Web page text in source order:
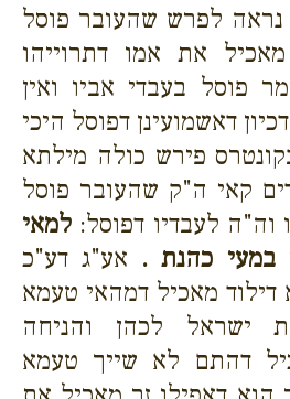
נראה לפרש שהעובר פוסל
את אמו דתרוייהו
פוסל בעבדי אביו ואין
דאשמועינן דפוסל היכי
פירש כולה מילתא
קאי ה"ק שהעובר פוסל
וה"ה לעבדיו דפוסל: למאי
במעי כהנת . אע"ג דע"כ
דילוד מאכיל דמהאי טעמא
ישראל לכהן והניחה
דהתם לא שייך טעמא